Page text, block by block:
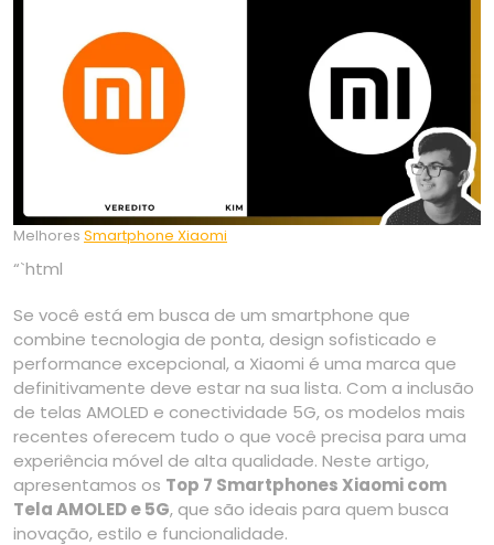
Melhores Smartphone Xiaomi
“`html
Se você está em busca de um smartphone que
combine tecnologia de ponta, design sofisticado e
performance excepcional, a Xiaomi é uma marca que
definitivamente deve estar na sua lista. Com a inclusão
de telas AMOLED e conectividade 5G, os modelos mais
recentes oferecem tudo o que você precisa para uma
experiência móvel de alta qualidade. Neste artigo,
apresentamos os Top 7 Smartphones Xiaomi com
Tela AMOLED e 5G, que são ideais para quem busca
inovação, estilo e funcionalidade.